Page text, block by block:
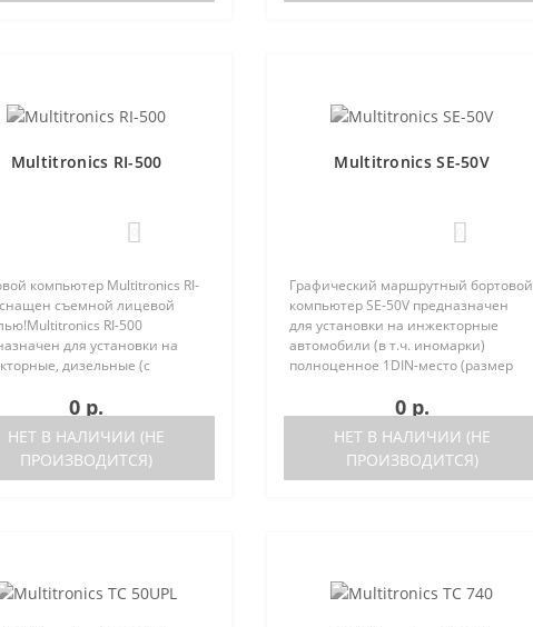
Multitronics RI-500
компьютер Multitronics RI-
съемной лицевой
RI-500
для установки на
дизельные (с
2) иномарки и отечественные
ка..
0 р.
НЕТ В НАЛИЧИИ (НЕ
ПРОИЗВОДИТСЯ)
Multitronics SE-50V
Графический маршрутный бортовой
компьютер SE-50V предназначен
для установки на инжекторные
автомобили (в т.ч. иномарки)
полноценное 1DIN-место (размер
прибора возможна как с ЭБУ (список
0 р.
НЕТ В НАЛИЧИИ (НЕ
ПРОИЗВОДИТСЯ)